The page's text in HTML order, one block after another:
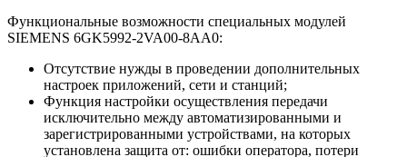
Функциональные возможности специальных модулей
SIEMENS 6GK5992-2VA00-8AA0:
Отсутствие нужды в проведении дополнительных
настроек приложений, сети и станций;
Функция настройки осуществления передачи
исключительно между автоматизированными и
зарегистрированными устройствами, на которых
установлена защита от: ошибки оператора, потери